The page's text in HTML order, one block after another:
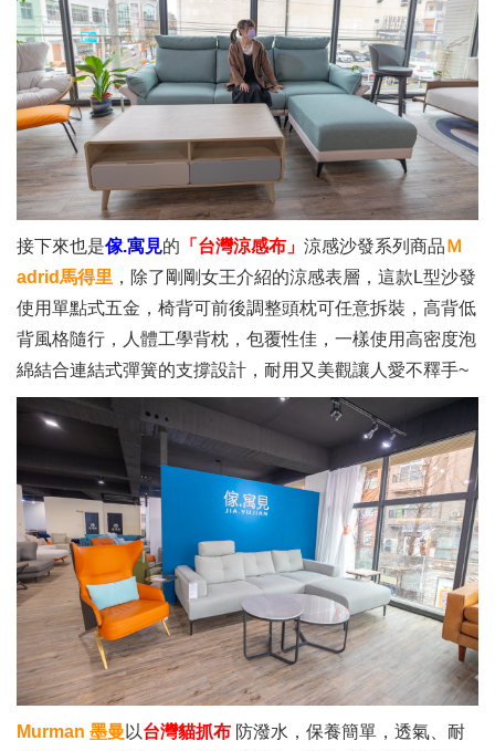
接下來也是傢.寓見的 「台灣涼感布」 涼感沙發系列商品Ｍ
adrid馬得里 ，除了剛剛女王介紹的涼感表層，這款L型沙發
使用單點式五金，椅背可前後調整頭枕可任意拆裝，高背低
背風格隨行，人體工學背枕，包覆性佳，一樣使用高密度泡
綿結合連結式彈簧的支撐設計，耐用又美觀讓人愛不釋手~
Murman 墨曼 以台灣貓抓布 防潑水，保養簡單，透氣、耐